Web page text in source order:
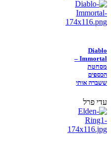
Diablo
Immortal –
מסחטת
הכספים
ששברה אותי
עדי פרל